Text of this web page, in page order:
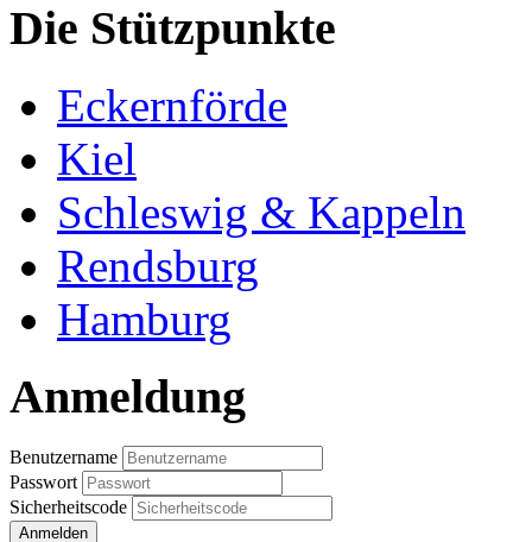
Die Stützpunkte
Eckernförde
Kiel
Schleswig & Kappeln
Rendsburg
Hamburg
Anmeldung
Benutzername
Passwort
Sicherheitscode
Anmelden